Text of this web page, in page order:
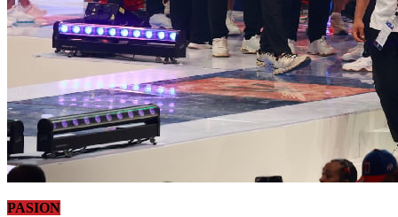
PASION